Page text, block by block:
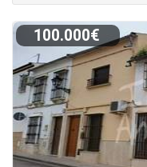
100.000€